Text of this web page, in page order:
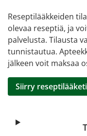
Reseptilääkkeiden
olevaa reseptiä, ja
palvelusta. Tilausta
tunnistautua.
jälkeen voit maksaa
Siirry